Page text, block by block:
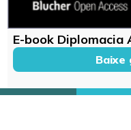
E-book Diplomacia
Baixe